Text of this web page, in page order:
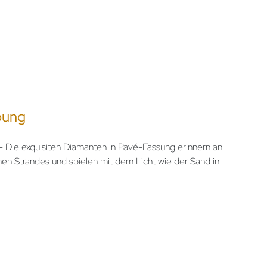
exquisiten Diamanten in Pavé-Fassung erinnern an
Strandes und spielen mit dem Licht wie der Sand in